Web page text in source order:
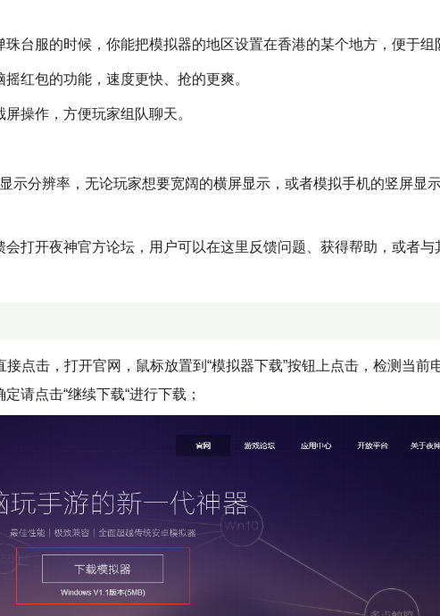
台服的时候，你能把模拟器的地区设置在香港的某个地方，便于组
红包的功能，速度更快、抢的更爽。
操作，方便玩家组队聊天。
示分辨率，无论玩家想要宽阔的横屏显示，或者模拟手机的竖屏显
打开夜神官方论坛，用户可以在这里反馈问题、获得帮助，或者与
点击，打开官网，鼠标放置到“模拟器下载”按钮上点击，检测当前
请点击“继续下载“进行下载；